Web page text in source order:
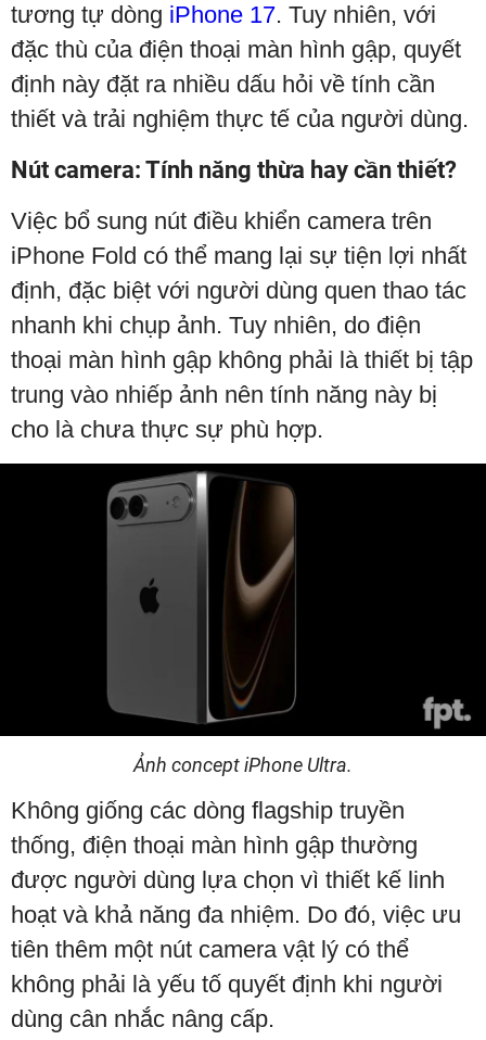
tương tự dòng iPhone 17. Tuy nhiên, với
đặc thù của điện thoại màn hình gập, quyết
định này đặt ra nhiều dấu hỏi về tính cần
thiết và trải nghiệm thực tế của người dùng.
Nút camera: Tính năng thừa hay cần thiết?
Việc bổ sung nút điều khiển camera trên
iPhone Fold có thể mang lại sự tiện lợi nhất
định, đặc biệt với người dùng quen thao tác
nhanh khi chụp ảnh. Tuy nhiên, do điện
thoại màn hình gập không phải là thiết bị tập
trung vào nhiếp ảnh nên tính năng này bị
cho là chưa thực sự phù hợp.
Ảnh concept iPhone Ultra.
Không giống các dòng flagship truyền
thống, điện thoại màn hình gập thường
được người dùng lựa chọn vì thiết kế linh
hoạt và khả năng đa nhiệm. Do đó, việc ưu
tiên thêm một nút camera vật lý có thể
không phải là yếu tố quyết định khi người
dùng cân nhắc nâng cấp.